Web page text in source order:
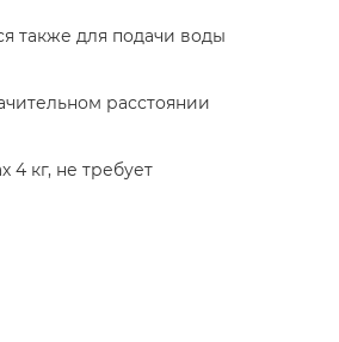
также для подачи воды
расстоянии
4 кг, не требует